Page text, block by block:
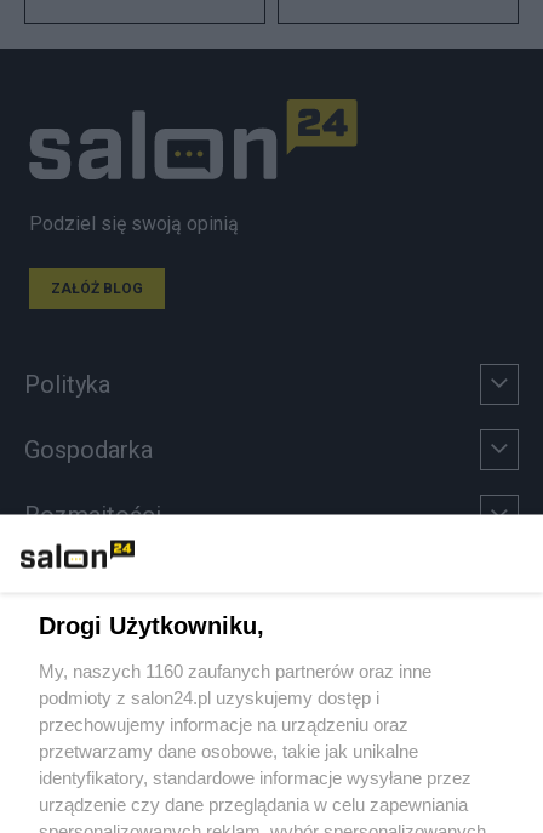
Podziel się swoją opinią
ZAŁÓŻ BLOG
Polityka
Gospodarka
Rozmaitości
Sport
Społeczeństwo
Kultura
Drogi Użytkowniku,
My, naszych 1160 zaufanych partnerów oraz inne
podmioty z salon24.pl uzyskujemy dostęp i
przechowujemy informacje na urządzeniu oraz
przetwarzamy dane osobowe, takie jak unikalne
identyfikatory, standardowe informacje wysyłane przez
urządzenie czy dane przeglądania w celu zapewniania